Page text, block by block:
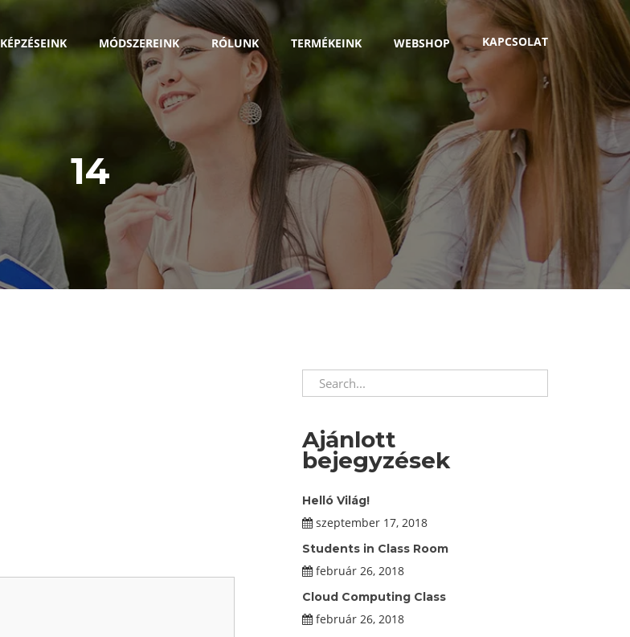
KÉPZÉSEINK MÓDSZEREINK RÓLUNK TERMÉKEINK WEBSHOP KAPCSOLAT
14
Ajánlott
bejegyzések
Helló Világ!
szeptember 17, 2018
Students in Class Room
február 26, 2018
Cloud Computing Class
február 26, 2018